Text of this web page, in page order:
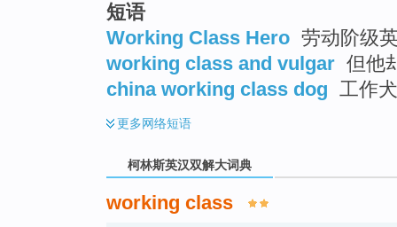
短语
Working Class Hero 劳动阶级
working class and vulgar 但他
china working class dog 工作
更多网络短语
柯林斯英汉双解大词典
working class